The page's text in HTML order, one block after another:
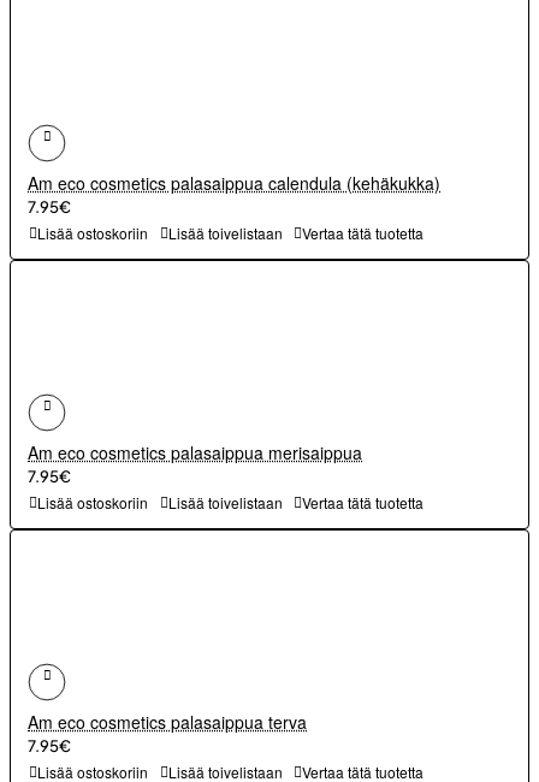
Am eco cosmetics palasaippua calendula (kehäkukka)
7.95€
Lisää ostoskoriin Lisää toivelistaan Vertaa tätä tuotetta
Am eco cosmetics palasaippua merisaippua
7.95€
Lisää ostoskoriin Lisää toivelistaan Vertaa tätä tuotetta
Am eco cosmetics palasaippua terva
7.95€
Lisää ostoskoriin Lisää toivelistaan Vertaa tätä tuotetta